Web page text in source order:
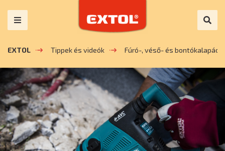
EXTOL Tippek és videók Fúró-, véső- és